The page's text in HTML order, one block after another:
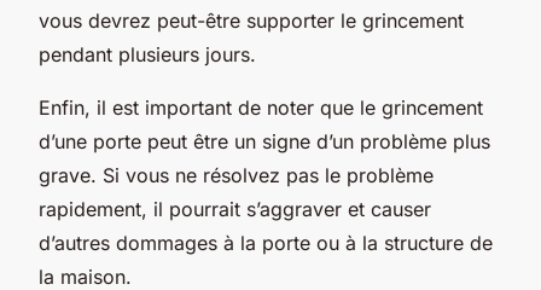
vous devrez peut-être supporter le grincement
pendant plusieurs jours.
Enfin, il est important de noter que le grincement
d’une porte peut être un signe d’un problème plus
grave. Si vous ne résolvez pas le problème
rapidement, il pourrait s’aggraver et causer
d’autres dommages à la porte ou à la structure de
la maison.